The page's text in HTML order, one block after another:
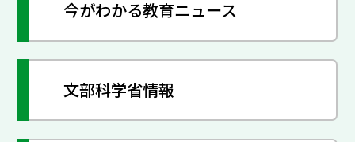
今がわかる教育ニュース
文部科学省情報